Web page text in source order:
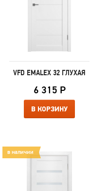
VFD EMALEX 32 ГЛУХАЯ
6 315 Р
В КОРЗИНУ
в наличии